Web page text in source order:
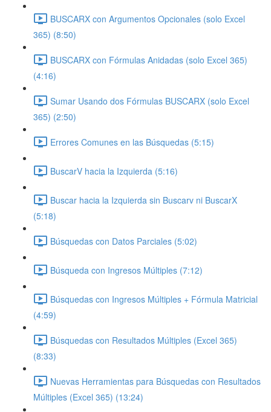
BUSCARX con Argumentos Opcionales (solo Excel
365) (8:50)
BUSCARX con Fórmulas Anidadas (solo Excel 365)
(4:16)
Sumar Usando dos Fórmulas BUSCARX (solo Excel
365) (2:50)
Errores Comunes en las Búsquedas (5:15)
BuscarV hacia la Izquierda (5:16)
Buscar hacia la Izquierda sin Buscarv ni BuscarX
(5:18)
Búsquedas con Datos Parciales (5:02)
Búsqueda con Ingresos Múltiples (7:12)
Búsquedas con Ingresos Múltiples + Fórmula Matricial
(4:59)
Búsquedas con Resultados Múltiples (Excel 365)
(8:33)
Nuevas Herramientas para Búsquedas con Resultados
Múltiples (Excel 365) (13:24)